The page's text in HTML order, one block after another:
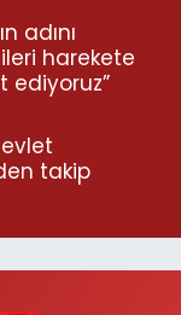
adını
harekete
takip